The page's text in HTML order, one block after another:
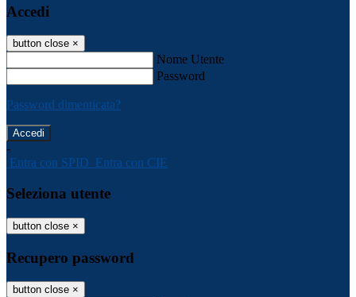
Accedi
button close ×
Nome Utente
Password
Password dimenticata?
-
Entra con SPID Entra con CIE
Seleziona utente
button close ×
Recupero password
button close ×